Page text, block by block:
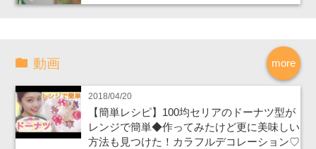
more
動画
2018/04/20
【簡単レシピ】100均セリアのドーナツ型が
レンジで簡単◆作ってみたけど更に美味しい
方法も見つけた！カラフルデコレーション♡